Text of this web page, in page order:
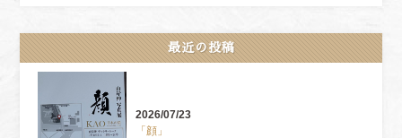
最近の投稿
2026/07/23
「顔」